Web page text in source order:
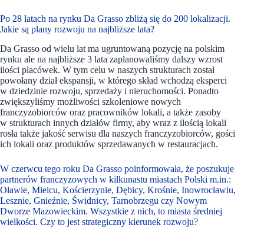
Po 28 latach na rynku Da Grasso zbliżą się do 200 lokalizacji.
Jakie są plany rozwoju na najbliższe lata?
Da Grasso od wielu lat ma ugruntowaną pozycję na polskim
rynku ale na najbliższe 3 lata zaplanowaliśmy dalszy wzrost
ilości placówek. W tym celu w naszych strukturach został
powołany dział ekspansji, w którego skład wchodzą eksperci
w dziedzinie rozwoju, sprzedaży i nieruchomości. Ponadto
zwiększyliśmy możliwości szkoleniowe nowych
franczyzobiorców oraz pracowników lokali, a także zasoby
w strukturach innych działów firmy, aby wraz z ilością lokali
rosła także jakość serwisu dla naszych franczyzobiorców, gości
ich lokali oraz produktów sprzedawanych w restauracjach.
W czerwcu tego roku Da Grasso poinformowała, że poszukuje
partnerów franczyzowych w kilkunastu miastach Polski m.in.:
Oławie, Mielcu, Kościerzynie, Dębicy, Krośnie, Inowrocławiu,
Lesznie, Gnieźnie, Świdnicy, Tarnobrzegu czy Nowym
Dworze Mazowieckim. Wszystkie z nich, to miasta średniej
wielkości. Czy to jest strategiczny kierunek rozwoju?